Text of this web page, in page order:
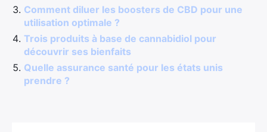
Comment diluer les boosters de CBD pour une
utilisation optimale ?
Trois produits à base de cannabidiol pour
découvrir ses bienfaits
Quelle assurance santé pour les états unis
prendre ?